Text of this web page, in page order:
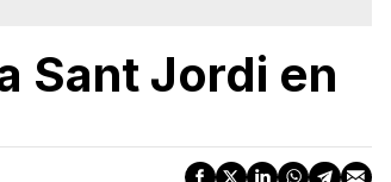
Sant Jordi en